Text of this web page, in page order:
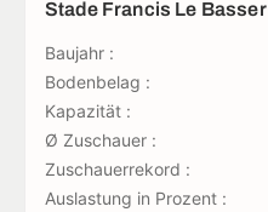
Stade Francis Le Basser
Baujahr :
Bodenbelag :
Kapazität :
Ø Zuschauer :
Zuschauerrekord :
Auslastung in Prozent :